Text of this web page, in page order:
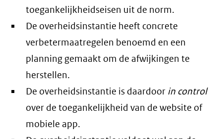
toegankelijkheidseisen uit de norm.
De overheidsinstantie heeft concrete
verbetermaatregelen benoemd en een
planning gemaakt om de afwijkingen te
herstellen.
De overheidsinstantie is daardoor in control
over de toegankelijkheid van de website of
mobiele app.